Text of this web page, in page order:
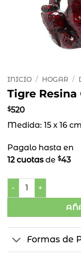
INICIO / HOGAR /
Tigre Resina
$520
Medida: 15 x 16 cm
Pagalo hasta en
12 cuotasde $43
Tigre Resina
Formas de